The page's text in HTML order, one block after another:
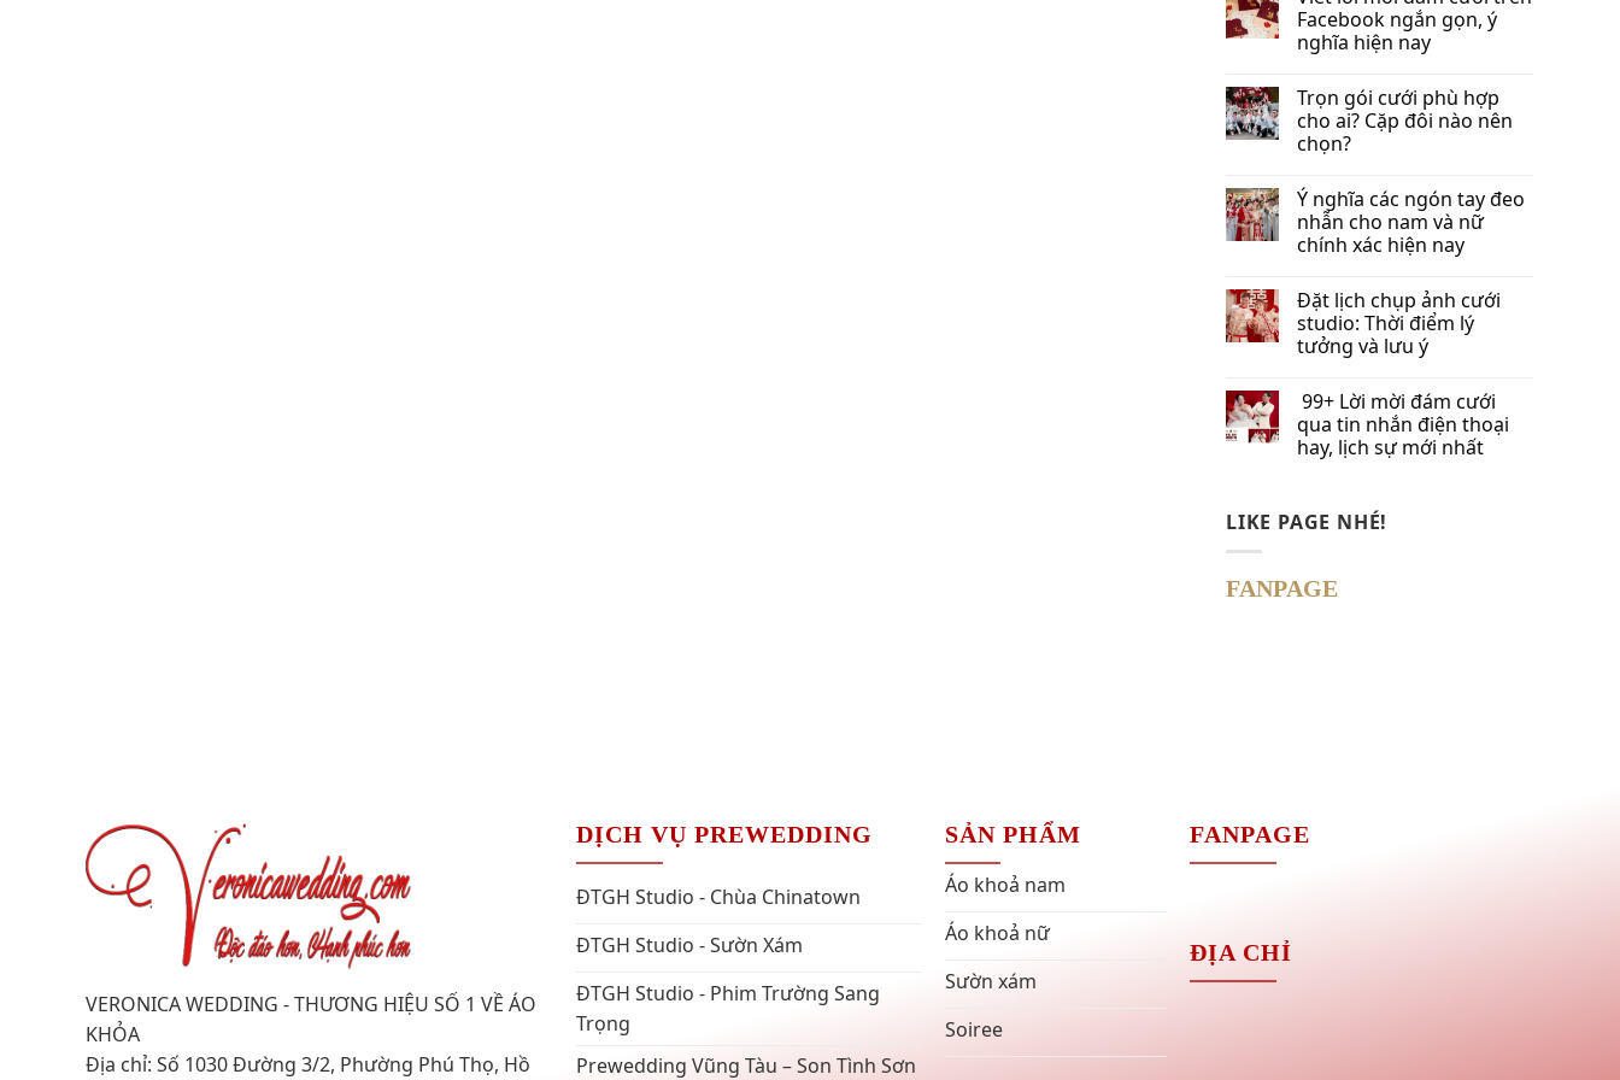
Facebook​ ngắn gọn, ý
nghĩa hiện nay
Trọn gói cưới phù hợp
cho ai? Cặp đôi nào nên
chọn?
Ý nghĩa các ngón tay đeo
nhẫn cho nam và nữ
chính xác hiện nay
Đặt lịch chụp ảnh cưới
studio: Thời điểm lý
tưởng và lưu ý
99+ Lời mời đám cưới
qua tin nhắn​ điện thoại
hay, lịch sự mới nhất
LIKE PAGE NHÉ!
FANPAGE
VERONICA WEDDING - THƯƠNG HIỆU SỐ 1 VỀ ÁO
KHỎA
Địa chỉ: Số 1030 Đường 3/2, Phường Phú Thọ, Hồ
DỊCH VỤ PREWEDDING
ĐTGH Studio - Chùa Chinatown
ĐTGH Studio - Sườn Xám
ĐTGH Studio - Phim Trường Sang
Trọng
Prewedding Vũng Tàu – Son Tình Sơn
SẢN PHẨM
Áo khoả nam
Áo khoả nữ
Sườn xám
Soiree
FANPAGE
ĐỊA CHỈ